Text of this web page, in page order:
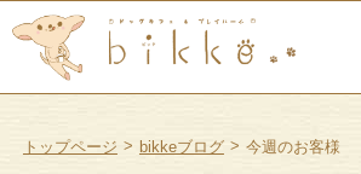
トップページ > bikkeブログ > 今週のお客様